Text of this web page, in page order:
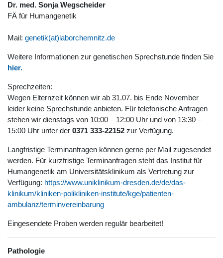
Dr. med. Sonja Wegscheider
FÄ für Humangenetik
Mail: genetik(at)laborchemnitz.de
Weitere Informationen zur genetischen Sprechstunde finden Sie
hier.
Sprechzeiten:
Wegen Elternzeit können wir ab 31.07. bis Ende November
leider keine Sprechstunde anbieten. Für telefonische Anfragen
stehen wir dienstags von 10:00 – 12:00 Uhr und von 13:30 –
15:00 Uhr unter der 0371 333-22152 zur Verfügung.
Langfristige Terminanfragen können gerne per Mail zugesendet
werden. Für kurzfristige Terminanfragen steht das Institut für
Humangenetik am Universitätsklinikum als Vertretung zur
Verfügung: https://www.uniklinikum-dresden.de/de/das-
klinikum/kliniken-polikliniken-institute/kge/patienten-
ambulanz/terminvereinbarung
Eingesendete Proben werden regulär bearbeitet!
Pathologie